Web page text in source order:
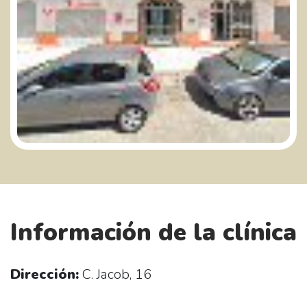
Información de la clínica
Dirección:C. Jacob, 16